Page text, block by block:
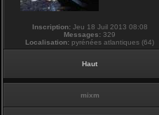
Inscription:Jeu 18 Juil 2013 08:08
Messages: 329
Localisation: pyrénées atlantiques (64)
Haut
mixm